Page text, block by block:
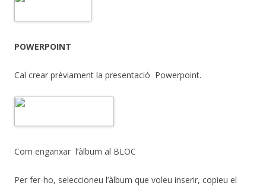
POWERPOINT
Cal crear prèviament la presentació Powerpoint.
Com enganxar l’àlbum al BLOC
Per fer-ho, seleccioneu l’àlbum que voleu inserir, copieu el